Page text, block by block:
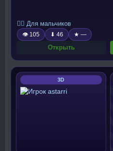
🧍‍♂️ Для мальчиков
👁 105 ⬇ 46 ★ —
Открыть
3D